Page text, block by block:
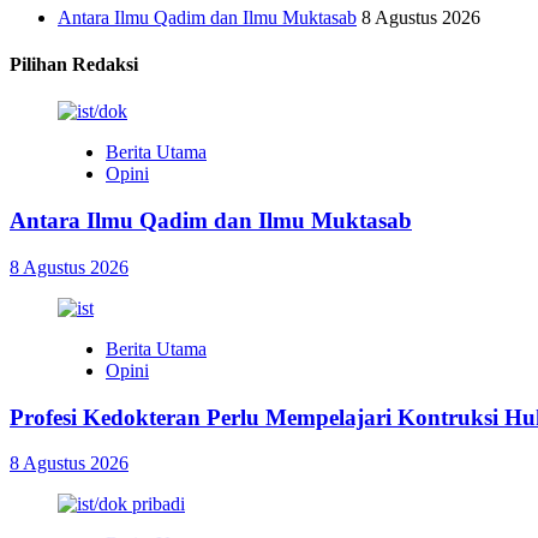
Antara Ilmu Qadim dan Ilmu Muktasab 8 Agustus 2026
Pilihan Redaksi
Berita Utama
Opini
Antara Ilmu Qadim dan Ilmu Muktasab
8 Agustus 2026
Berita Utama
Opini
Profesi Kedokteran Perlu Mempelajari Kontruksi
8 Agustus 2026